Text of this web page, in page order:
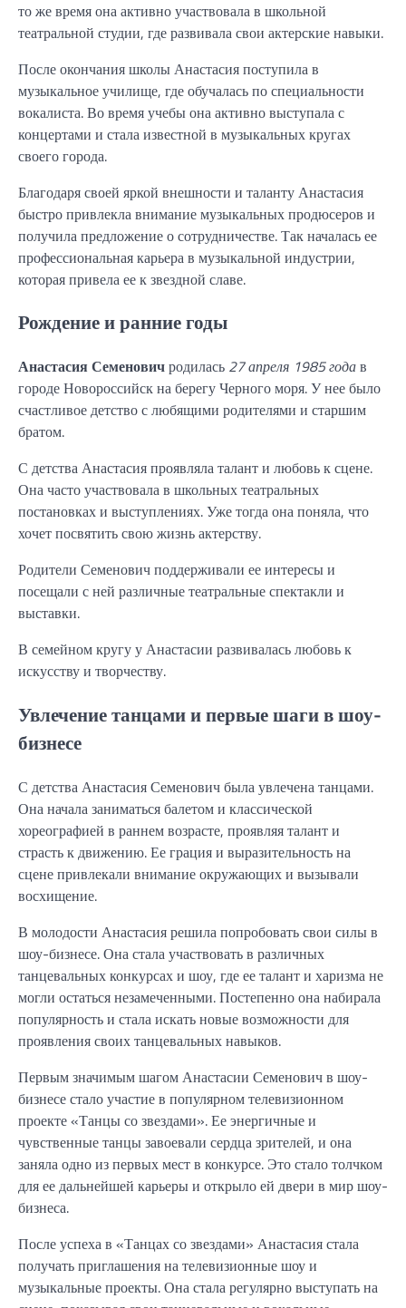
то же время она активно участвовала в школьной
театральной студии, где развивала свои актерские навыки.
После окончания школы Анастасия поступила в
музыкальное училище, где обучалась по специальности
вокалиста. Во время учебы она активно выступала с
концертами и стала известной в музыкальных кругах
своего города.
Благодаря своей яркой внешности и таланту Анастасия
быстро привлекла внимание музыкальных продюсеров и
получила предложение о сотрудничестве. Так началась ее
профессиональная карьера в музыкальной индустрии,
которая привела ее к звездной славе.
Рождение и ранние годы
Анастасия Семеновичродилась 27 апреля 1985 годав
городе Новороссийск на берегу Черного моря. У нее было
счастливое детство с любящими родителями и старшим
братом.
С детства Анастасия проявляла талант и любовь к сцене.
Она часто участвовала в школьных театральных
постановках и выступлениях. Уже тогда она поняла, что
хочет посвятить свою жизнь актерству.
Родители Семенович поддерживали ее интересы и
посещали с ней различные театральные спектакли и
выставки.
В семейном кругу у Анастасии развивалась любовь к
искусству и творчеству.
Увлечение танцами и первые шаги в шоу-
бизнесе
С детства Анастасия Семенович была увлечена танцами.
Она начала заниматься балетом и классической
хореографией в раннем возрасте, проявляя талант и
страсть к движению. Ее грация и выразительность на
сцене привлекали внимание окружающих и вызывали
восхищение.
В молодости Анастасия решила попробовать свои силы в
шоу-бизнесе. Она стала участвовать в различных
танцевальных конкурсах и шоу, где ее талант и харизма не
могли остаться незамеченными. Постепенно она набирала
популярность и стала искать новые возможности для
проявления своих танцевальных навыков.
Первым значимым шагом Анастасии Семенович в шоу-
бизнесе стало участие в популярном телевизионном
проекте «Танцы со звездами». Ее энергичные и
чувственные танцы завоевали сердца зрителей, и она
заняла одно из первых мест в конкурсе. Это стало толчком
для ее дальнейшей карьеры и открыло ей двери в мир шоу-
бизнеса.
После успеха в «Танцах со звездами» Анастасия стала
получать приглашения на телевизионные шоу и
музыкальные проекты. Она стала регулярно выступать на